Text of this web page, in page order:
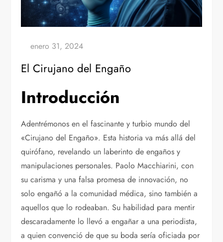
El Cirujano del Engaño
Introducción
Adentrémonos en el fascinante y turbio mundo del
«Cirujano del Engaño». Esta historia va más allá del
quirófano, revelando un laberinto de engaños y
manipulaciones personales. Paolo Macchiarini, con
su carisma y una falsa promesa de innovación, no
solo engañó a la comunidad médica, sino también a
aquellos que lo rodeaban. Su habilidad para mentir
descaradamente lo llevó a engañar a una periodista,
a quien convenció de que su boda sería oficiada por